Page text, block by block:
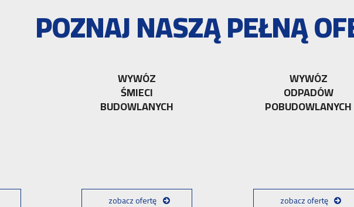
POZNAJ NASZĄ PEŁNĄ
WYWÓZ
ŚMIECI
BUDOWLANYCH
zobacz ofertę
WYWÓZ
ODPADÓW
POBUDOWLANYCH
zobacz ofertę